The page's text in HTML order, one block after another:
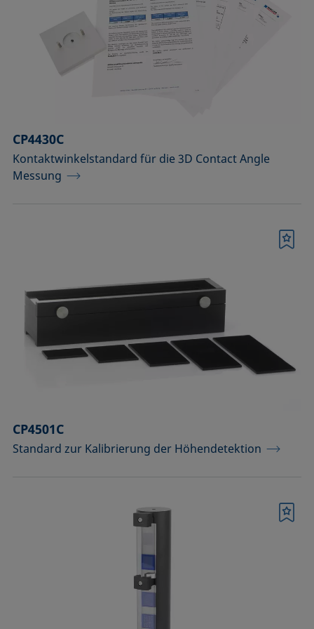
CP4430C
Kontaktwinkelstandard für die 3D Contact Angle
Messung
CP4501C
Standard zur Kalibrierung der Höhendetektion